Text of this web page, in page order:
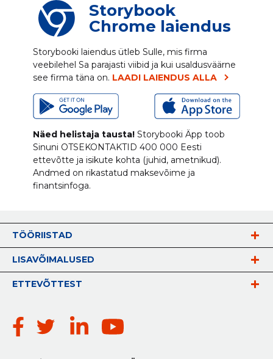
Storybook
Chrome laiendus
Storybooki laiendus ütleb Sulle, mis firma
veebilehel Sa parajasti viibid ja kui usaldusväärne
see firma täna on. LAADI LAIENDUS ALLA
Näed helistaja tausta! Storybooki Äpp toob
Sinuni OTSEKONTAKTID 400 000 Eesti
ettevõtte ja isikute kohta (juhid, ametnikud).
Andmed on rikastatud maksevõime ja
finantsinfoga.
TÖÖRIISTAD
LISAVÕIMALUSED
ETTEVÕTTEST